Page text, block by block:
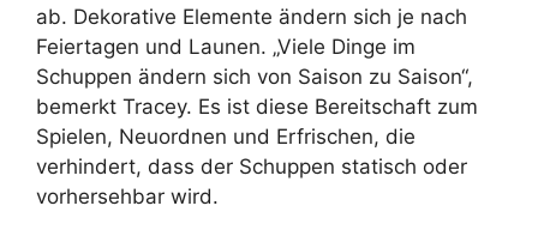
ab. Dekorative Elemente ändern sich je nach
Feiertagen und Launen. „Viele Dinge im
Schuppen ändern sich von Saison zu Saison“,
bemerkt Tracey. Es ist diese Bereitschaft zum
Spielen, Neuordnen und Erfrischen, die
verhindert, dass der Schuppen statisch oder
vorhersehbar wird.